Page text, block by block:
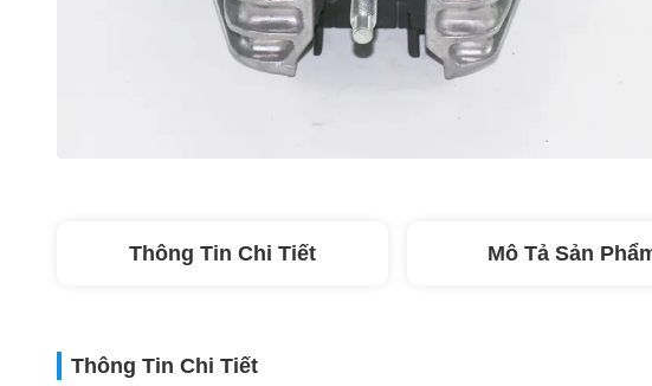
Thông Tin Chi Tiết Mô Tả Sản
Thông Tin Chi Tiết